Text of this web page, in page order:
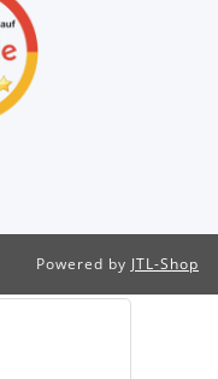
Powered by JTL-Shop